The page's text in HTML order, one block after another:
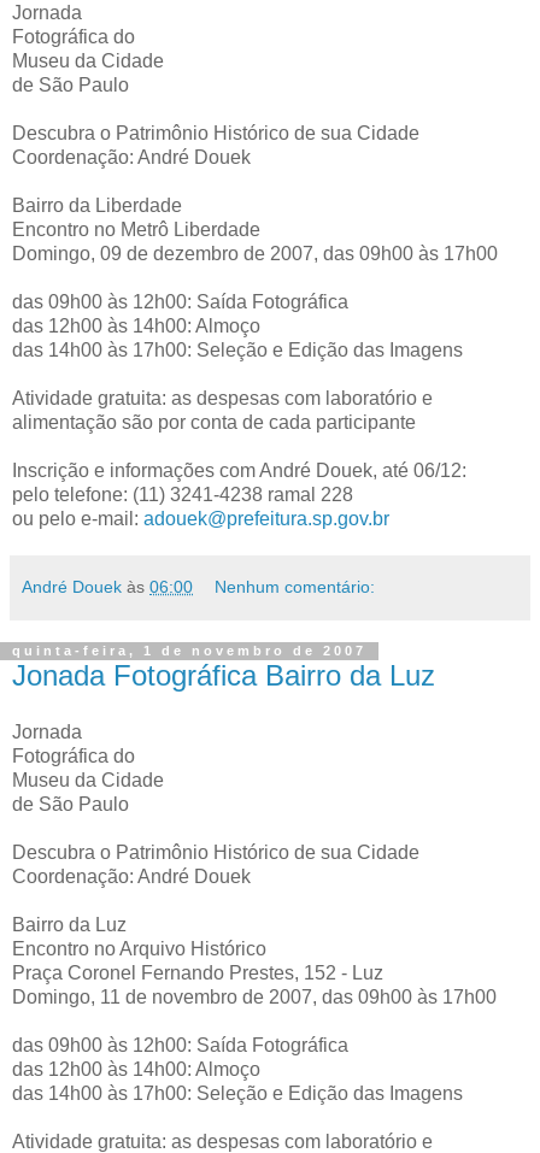
Jornada
Fotográfica do
Museu da Cidade
de São Paulo
Descubra o Patrimônio Histórico de sua Cidade
Coordenação: André Douek
Bairro da Liberdade
Encontro no Metrô Liberdade
Domingo, 09 de dezembro de 2007, das 09h00 às 17h00
das 09h00 às 12h00: Saída Fotográfica
das 12h00 às 14h00: Almoço
das 14h00 às 17h00: Seleção e Edição das Imagens
Atividade gratuita: as despesas com laboratório e
alimentação são por conta de cada participante
Inscrição e informações com André Douek, até 06/12:
pelo telefone: (11) 3241-4238 ramal 228
ou pelo e-mail: adouek@prefeitura.sp.gov.br
André Douek às 06:00 Nenhum comentário:
quinta-feira, 1 de novembro de 2007
Jonada Fotográfica Bairro da Luz
Jornada
Fotográfica do
Museu da Cidade
de São Paulo
Descubra o Patrimônio Histórico de sua Cidade
Coordenação: André Douek
Bairro da Luz
Encontro no Arquivo Histórico
Praça Coronel Fernando Prestes, 152 - Luz
Domingo, 11 de novembro de 2007, das 09h00 às 17h00
das 09h00 às 12h00: Saída Fotográfica
das 12h00 às 14h00: Almoço
das 14h00 às 17h00: Seleção e Edição das Imagens
Atividade gratuita: as despesas com laboratório e